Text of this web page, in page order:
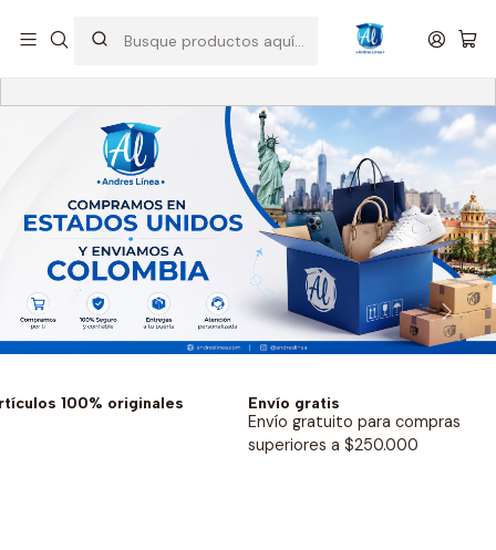
100% originales
Envío gratis
Envío gratuito para compras
superiores a $250.000